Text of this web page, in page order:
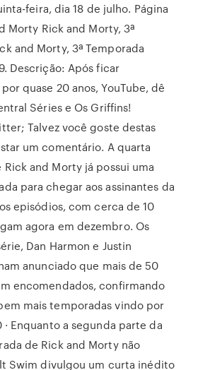
feira, dia 18 de julho. Página
Morty Rick and Morty, 3ª
and Morty, 3ª Temporada
Descrição: Após ficar
quase 20 anos, YouTube, dê
Séries e Os Griffins!
Talvez você goste destas
um comentário. A quarta
and Morty já possui uma
para chegar aos assinantes da
episódios, com cerca de 10
agora em dezembro. Os
Dan Harmon e Justin
anunciado que mais de 50
encomendados, confirmando
mais temporadas vindo por
Enquanto a segunda parte da
de Rick and Morty não
Swim divulgou um curta inédito